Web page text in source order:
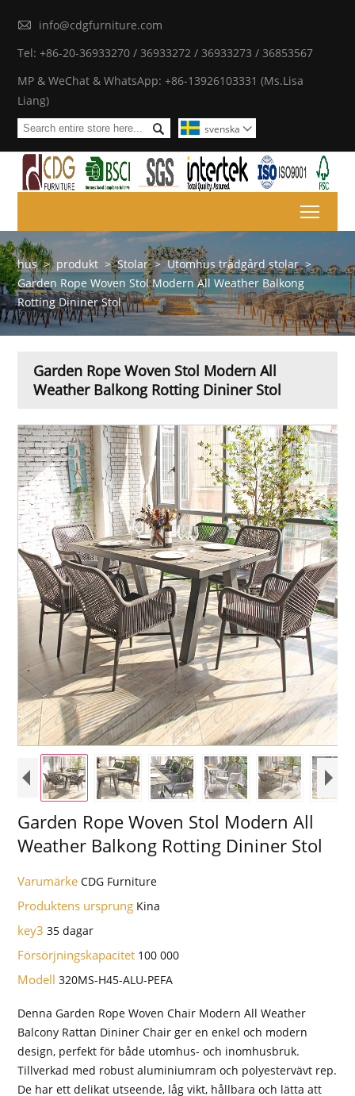

info@cdgfurniture.com
Tel: +86-20-36933270 / 36933272 / 36933273 / 36853567
MP & WeChat & WhatsApp: +86-13926103331 (Ms.Lisa
Liang)
 svenska 
hus > produkt > Stolar > Utomhus trädgård stolar >
Garden Rope Woven Stol Modern All Weather Balkong
Rotting Dininer Stol
Garden Rope Woven Stol Modern All
Weather Balkong Rotting Dininer Stol
Garden Rope Woven Stol Modern All
Weather Balkong Rotting Dininer Stol
VarumärkeCDG Furniture
Produktens ursprung Kina
key335 dagar
Försörjningskapacitet 100 000
Modell320MS-H45-ALU-PEFA
Denna Garden Rope Woven Chair Modern All Weather
Balcony Rattan Dininer Chair ger en enkel och modern
design, perfekt för både utomhus- och inomhusbruk.
Tillverkad med robust aluminiumram och polyestervävt rep.
De har ett delikat utseende, låg vikt, hållbara och lätta att